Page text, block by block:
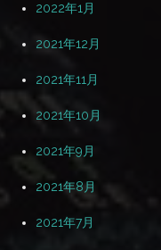
2022年1月
2021年12月
2021年11月
2021年10月
2021年9月
2021年8月
2021年7月